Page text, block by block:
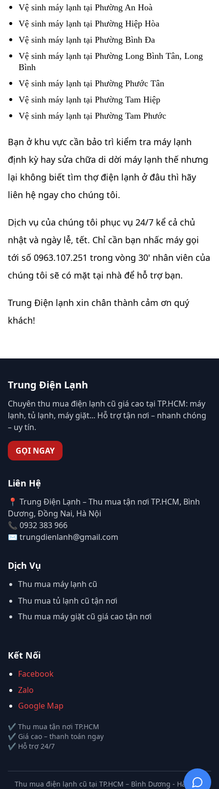
Vệ sinh máy lạnh tại Phường An Hoà
Vệ sinh máy lạnh tại Phường Hiệp Hòa
Vệ sinh máy lạnh tại Phường Bình Đa
Vệ sinh máy lạnh tại Phường Long Bình Tân, Long
Bình
Vệ sinh máy lạnh tại Phường Phước Tân
Vệ sinh máy lạnh tại Phường Tam Hiệp
Vệ sinh máy lạnh tại Phường Tam Phước
Bạn ở khu vực cần bảo trì kiểm tra máy lạnh
định kỳ hay sửa chữa di dời máy lạnh thế nhưng
lại không biết tìm thợ điện lạnh ở đâu thì hãy
liên hệ ngay cho chúng tôi.
Dịch vụ của chúng tôi phục vụ 24/7 kể cả chủ
nhật và ngày lễ, tết. Chỉ cần bạn nhấc máy gọi
tới số 0963.107.251 trong vòng 30' nhân viên của
chúng tôi sẽ có mặt tại nhà để hỗ trợ bạn.
Trung Điện lạnh xin chân thành cảm ơn quý
khách!
Trung Điện Lạnh
Chuyên thu mua điện lạnh cũ giá cao tại TP.HCM: máy
lạnh, tủ lạnh, máy giặt... Hỗ trợ tận nơi – nhanh chóng
– uy tín.
GỌI NGAY
Liên Hệ
📍 Trung Điện Lạnh – Thu mua tận nơi TP.HCM, Bình
Dương, Đồng Nai, Hà Nội
📞 0932 383 966
✉️ trungdienlanh@gmail.com
Dịch Vụ
Thu mua máy lạnh cũ
Thu mua tủ lạnh cũ tận nơi
Thu mua máy giặt cũ giá cao tận nơi
Kết Nối
Facebook
Zalo
Google Map
✔ Thu mua tận nơi TP.HCM
✔ Giá cao – thanh toán ngay
✔ Hỗ trợ 24/7
Thu mua điện lạnh cũ tại TP.HCM – Bình Dương - Hà Nội |